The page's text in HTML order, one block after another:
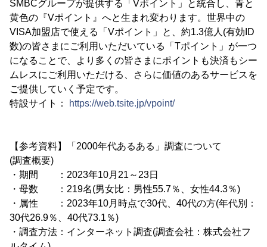
SMBCグループが提供する「Vポイント」と統合し、青と
黄色の『Vポイント』へと生まれ変わります。世界中の
VISA加盟店で使える「Vポイント」と、約1.3億人(有効ID
数)の皆さまにご利用いただいている「Tポイント」が一つ
になることで、より多くの皆さまにポイントも決済もシー
ムレスにご利用いただける、さらに価値のあるサービスを
ご提供していく予定です。
特設サイト：
https://web.tsite.jp/vpoint/
【参考資料】「2000年代あるある」調査について
(調査概要)
・期間 ：2023年10月21～23日
・母数 ：219名(男女比：男性55.7％、女性44.3％)
・属性 ：2023年10月時点で30代、40代の方(年代別：
30代26.9％、40代73.1％)
・調査方法：インターネット調査(調査会社：株式会社フ